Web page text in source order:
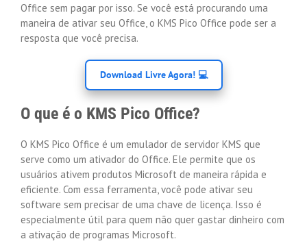
Office sem pagar por isso. Se você está procurando uma
maneira de ativar seu Office, o KMS Pico Office pode ser a
resposta que você precisa.
Download Livre Agora! 💻
O que é o KMS Pico Office?
O KMS Pico Office é um emulador de servidor KMS que
serve como um ativador do Office. Ele permite que os
usuários ativem produtos Microsoft de maneira rápida e
eficiente. Com essa ferramenta, você pode ativar seu
software sem precisar de uma chave de licença. Isso é
especialmente útil para quem não quer gastar dinheiro com
a ativação de programas Microsoft.